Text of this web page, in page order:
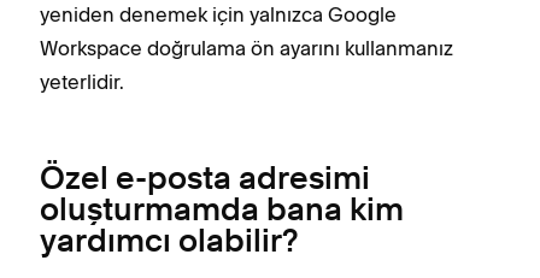
yeniden denemek için yalnızca Google
Workspace doğrulama ön ayarını kullanmanız
yeterlidir.
Özel e-posta adresimi
oluşturmamda bana kim
yardımcı olabilir?